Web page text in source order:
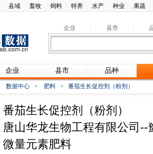
县域 畜牧 饲料 特养 水产 种业 果蔬
企业 县市
企业 县市 品种
数据中心 > 肥料 > 番茄生长促控剂（粉剂）
番茄生长促控剂（粉剂）
唐山华龙生物工程有限公司--
微量元素肥料